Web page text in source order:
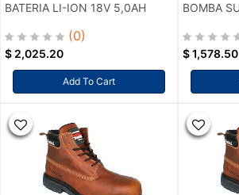
BATERIA LI-ION 18V 5,0AH
(0)
$ 2,025.20
Add To Cart
BOMBA
$1,578.50